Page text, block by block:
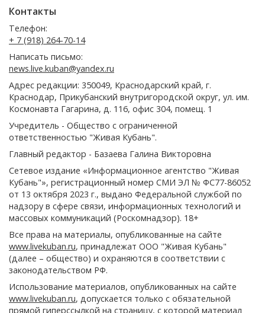
Контакты
Телефон:
+ 7 (918) 264-70-14
Написать письмо:
news.live.kuban@yandex.ru
Адрес редакции: 350049, Краснодарский край, г.
Краснодар, Прикубанский внутригородской округ, ул. им.
Космонавта Гагарина, д. 116, офис 304, помещ. 1
Учредитель - Общество с ограниченной
ответственностью "Живая Кубань".
Главный редактор - Базаева Галина Викторовна
Сетевое издание «Информационное агентство "Живая
Кубань"», регистрационный номер СМИ ЭЛ № ФС77-86052
от 13 октября 2023 г., выдано Федеральной службой по
надзору в сфере связи, информационных технологий и
массовых коммуникаций (Роскомнадзор). 18+
Все права на материалы, опубликованные на сайте
www.livekuban.ru, принадлежат ООО "Живая Кубань"
(далее – общество) и охраняются в соответствии с
законодательством РФ.
Использование материалов, опубликованных на сайте
www.livekuban.ru, допускается только с обязательной
прямой гиперссылкой на страницу, с которой материал